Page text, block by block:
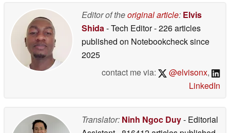
Editor of theoriginal article: Elvis
Shida- Tech Editor- 226 articles
published on Notebookchecksince
2025
contact me via:
@elvisonx,
LinkedIn
Translator: Ninh Ngoc Duy- Editorial